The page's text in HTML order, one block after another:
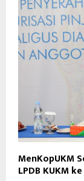
MenKopUKM
LPDB KUKM